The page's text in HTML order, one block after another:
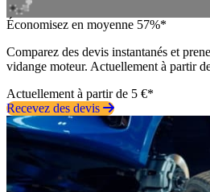
Économisez en moyenne 57%*
Comparez des devis instantanés et
vidange moteur. Actuellement à partir
Actuellement à partir de 5 €*
Recevez des devis